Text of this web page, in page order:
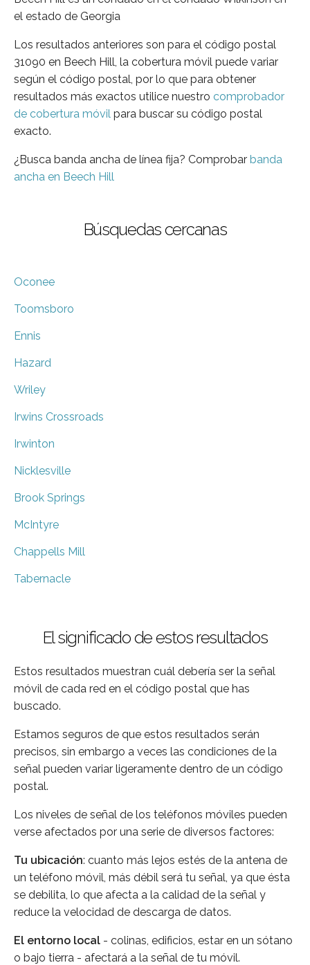
el estado de Georgia
Los resultados anteriores son para el código postal
31090 en Beech Hill, la cobertura móvil puede variar
según el código postal, por lo que para obtener
resultados más exactos utilice nuestro comprobador
de cobertura móvil para buscar su código postal
exacto.
¿Busca banda ancha de línea fija? Comprobar banda
ancha en Beech Hill
Búsquedas cercanas
Oconee
Toomsboro
Ennis
Hazard
Wriley
Irwins Crossroads
Irwinton
Nicklesville
Brook Springs
McIntyre
Chappells Mill
Tabernacle
El significado de estos resultados
Estos resultados muestran cuál debería ser la señal
móvil de cada red en el código postal que has
buscado.
Estamos seguros de que estos resultados serán
precisos, sin embargo a veces las condiciones de la
señal pueden variar ligeramente dentro de un código
postal.
Los niveles de señal de los teléfonos móviles pueden
verse afectados por una serie de diversos factores:
Tu ubicación: cuanto más lejos estés de la antena de
un teléfono móvil, más débil será tu señal, ya que ésta
se debilita, lo que afecta a la calidad de la señal y
reduce la velocidad de descarga de datos.
El entorno local - colinas, edificios, estar en un sótano
o bajo tierra - afectará a la señal de tu móvil.